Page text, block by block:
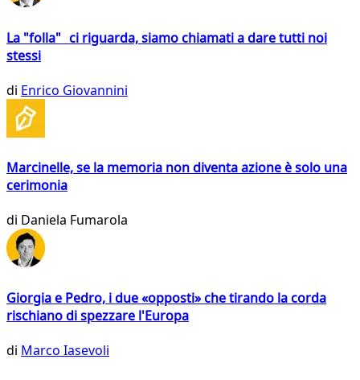
La "folla" ci riguarda, siamo chiamati a dare tutti noi
stessi
di Enrico Giovannini
Marcinelle, se la memoria non diventa azione è solo una
cerimonia
di Daniela Fumarola
Giorgia e Pedro, i due «opposti» che tirando la corda
rischiano di spezzare l'Europa
di Marco Iasevoli